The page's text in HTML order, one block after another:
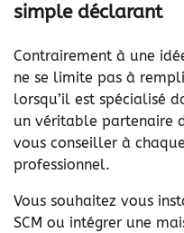
simple déclarant
Contrairement à une
ne se limite pas à
lorsqu’il est spécialisé
un véritable partenaire
vous conseiller à
professionnel.
Vous souhaitez vous
SCM ou intégrer une